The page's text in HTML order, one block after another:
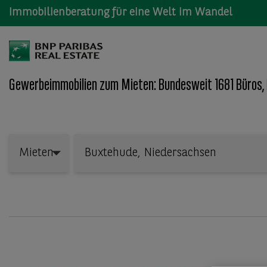
Immobilienberatung für eine Welt im Wandel
Gewerbeimmobilien zum Mieten: Bundesweit 1681
Mieten